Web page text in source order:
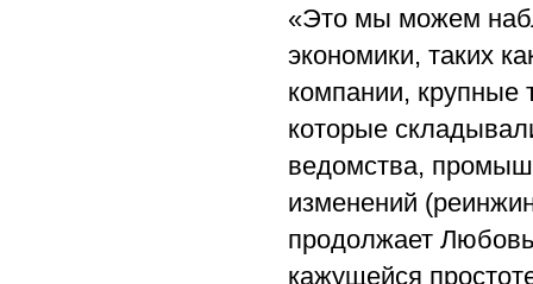
«Это мы можем
экономики, таких
компании, крупные
которые
ведомства,
изменений
продолжает
кажущейся